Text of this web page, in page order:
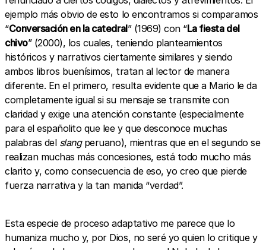
ejemplo más obvio de esto lo encontramos si comparamos
“Conversación en la catedral” (1969) con “La fiesta del
chivo” (2000), los cuales, teniendo planteamientos
históricos y narrativos ciertamente similares y siendo
ambos libros buenísimos, tratan al lector de manera
diferente. En el primero, resulta evidente que a Mario le da
completamente igual si su mensaje se transmite con
claridad y exige una atención constante (especialmente
para el españolito que lee y que desconoce muchas
palabras del slangperuano), mientras que en el segundo se
realizan muchas más concesiones, está todo mucho más
clarito y, como consecuencia de eso, yo creo que pierde
fuerza narrativa y la tan manida “verdad”.
Esta especie de proceso adaptativo me parece que lo
humaniza mucho y, por Dios, no seré yo quien lo critique y